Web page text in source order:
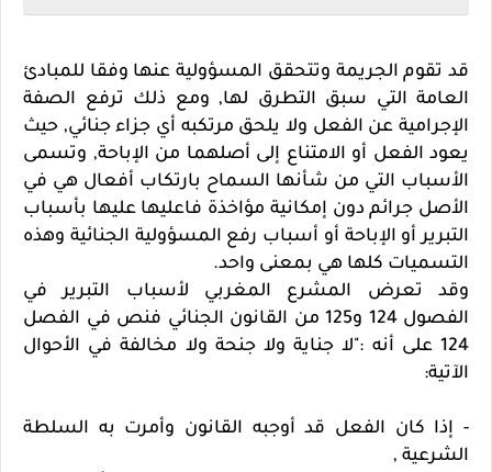
قد تقوم الجريمة وتتحقق المسؤولية عنها وفقا للمبادئ
العامة التي سبق التطرق لها, ومع ذلك ترفع الصفة
الإجرامية عن الفعل ولا يلحق مرتكبه أي جزاء جنائي, حيث
يعود الفعل أو الامتناع إلى أصلهما من الإباحة, وتسمى
الأسباب التي من شأنها السماح بارتكاب أفعال هي في
الأصل جرائم دون إمكانية مؤاخذة فاعليها عليها بأسباب
التبرير أو الإباحة أو أسباب رفع المسؤولية الجنائية وهذه
التسميات كلها هي بمعنى واحد.
وقد تعرض المشرع المغربي لأسباب التبرير في
الفصول 124 و125 من القانون الجنائي فنص في الفصل
124 على أنه :"لا جناية ولا جنحة ولا مخالفة في الأحوال
الآتية:
- إذا كان الفعل قد أوجبه القانون وأمرت به السلطة
الشرعية ,